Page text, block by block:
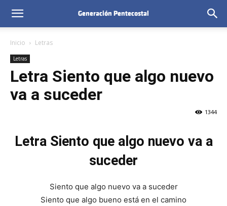
Inicio Letras
Letras
Letra Siento que algo nuevo
va a suceder
1344
Letra Siento que algo nuevo va a
suceder
Siento que algo nuevo va a suceder
Siento que algo bueno está en el camino